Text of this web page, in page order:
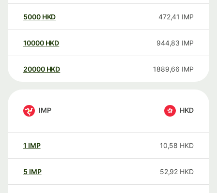
5000 HKD 472,41 IMP
10000 HKD 944,83 IMP
20000 HKD 1889,66 IMP
IMP HKD
1 IMP 10,58 HKD
5 IMP 52,92 HKD